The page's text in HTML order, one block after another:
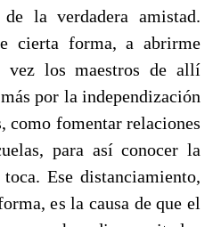
la verdadera amistad.
cierta forma, a abrirme
vez los maestros de allí
por la independización
como fomentar relaciones
para así conocer la
Ese distanciamiento,
es la causa de que el